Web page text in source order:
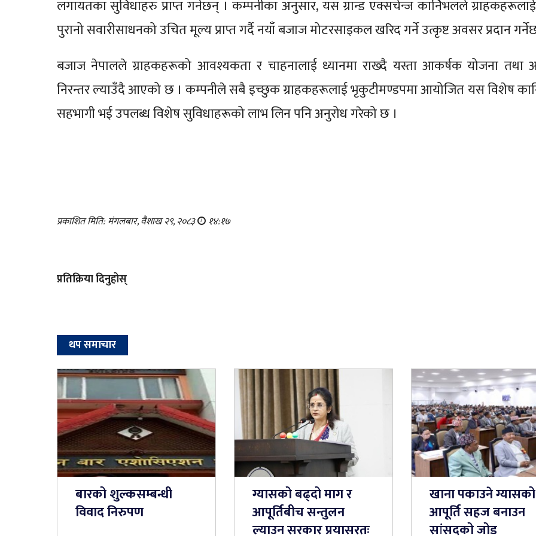
लगायतका सुविधाहरु प्राप्त गर्नेछन् । कम्पनीका अनुसार, यस ग्रान्ड एक्सचेन्ज कार्निभलले
पुरानो सवारीसाधनको उचित मूल्य प्राप्त गर्दै नयाँ बजाज मोटरसाइकल खरिद गर्ने उत्कृष्ट अवसर प्रदान
बजाज नेपालले ग्राहकहरूको आवश्यकता र चाहनालाई ध्यानमा राख्दै यस्ता आकर्षक योजना तथा
निरन्तर ल्याउँदै आएको छ । कम्पनीले सबै इच्छुक ग्राहकहरूलाई भृकुटीमण्डपमा आयोजित यस विशेष
सहभागी भई उपलब्ध विशेष सुविधाहरूको लाभ लिन पनि अनुरोध गरेको छ ।
प्रकाशित मिति: मंगलबार, वैशाख २९, २०८३ १४:१७
प्रतिक्रिया दिनुहोस्
थप समाचार
बारको शुल्कसम्बन्धी
विवाद निरुपण
ग्यासको बढ्दो माग र
आपूर्तिबीच सन्तुलन
ल्याउन सरकार प्रयासरतः
खाना पकाउने ग्यासको
आपूर्ति सहज बनाउन
सांसदको जोड